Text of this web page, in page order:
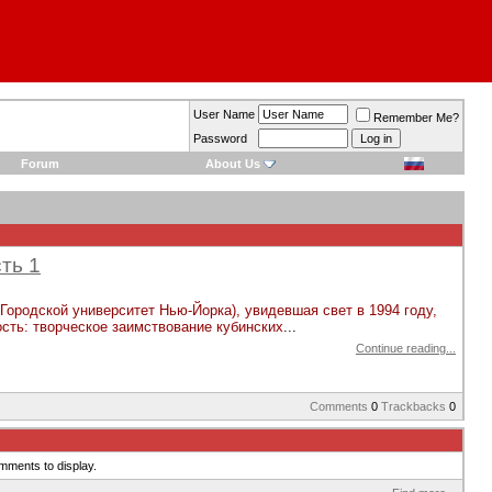
User Name
Remember Me?
Password
Forum About Us
1
университет Нью-Йорка), увидевшая свет в 1994 году,
творческое заимствование кубинских...
Continue reading...
Comments 0 Trackbacks 0
to display.